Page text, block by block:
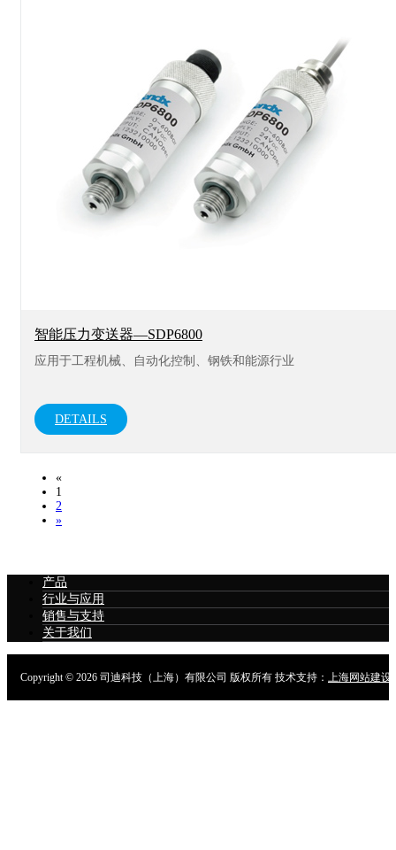
智能压力变送器—SDP6800
应用于工程机械、自动化控制、钢铁和能源行业
DETAILS
«
1
2
»
产品
行业与应用
销售与支持
关于我们
Copyright © 2026 司迪科技（上海）有限公司 版权所有 技术支持： 上海网站建设